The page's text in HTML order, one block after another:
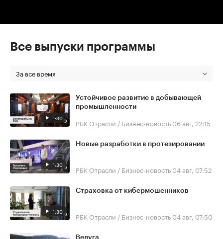
Все выпуски программы
За все время
1:30
Устойчивое развитие в добывающей
промышленности
РБК Отрасли / Бизнес-новость 06 авг, 22:15
1:30
Новые разработки в протезировании
РБК Отрасли / Бизнес-новость 04 авг, 07:52
1:30
Страховка от кибермошенников
РБК Отрасли / Бизнес-новость 04 авг, 07:50
Ведуга